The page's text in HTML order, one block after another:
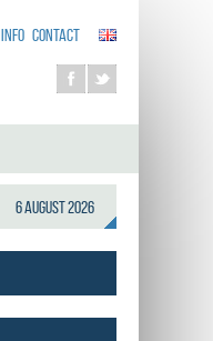
INFO CONTACT
6 August 2026